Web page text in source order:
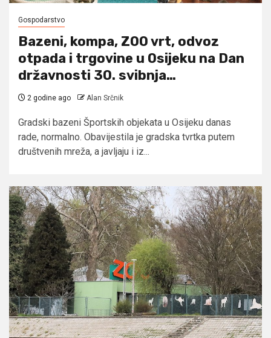
Gospodarstvo
Bazeni, kompa, ZOO vrt, odvoz
otpada i trgovine u Osijeku na Dan
državnosti 30. svibnja…
2 godine ago Alan Srčnik
Gradski bazeni Športskih objekata u Osijeku danas
rade, normalno. Obavijestila je gradska tvrtka putem
društvenih mreža, a javljaju i iz...